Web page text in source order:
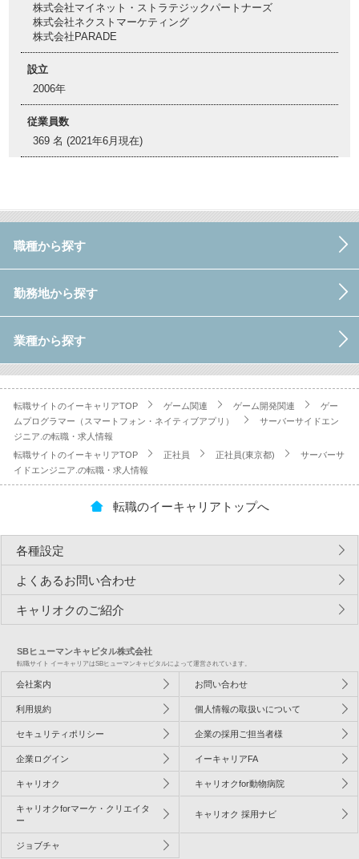
株式会社マイネット・ストラテジックパートナーズ
株式会社ネクストマーケティング
株式会社PARADE
設立
2006年
従業員数
369 名 (2021年6月現在)
職種から探す
勤務地から探す
業種から探す
転職サイトのイーキャリアTOP ゲーム関連 ゲーム開発関連
ゲー
ムプログラマー（スマートフォン・ネイティブアプリ）
サーバーサイドエン
ジニア.の転職・求人情報
転職サイトのイーキャリアTOP
正社員 正社員(東京都)
サーバーサ
イドエンジニア.の転職・求人情報
転職のイーキャリアトップへ
各種設定
よくあるお問い合わせ
キャリオクのご紹介
SBヒューマンキャピタル株式会社
転職サイト イーキャリアはSBヒューマンキャピタルによって運営されています。
会社案内 お問い合わせ
利用規約 個人情報の取扱いについて
セキュリティポリシー 企業の採用ご担当者様
企業ログイン イーキャリアFA
キャリオク キャリオクfor動物病院
キャリオクforマーケ・クリエイタ
ー
キャリオク 採用ナビ
ジョブチャ